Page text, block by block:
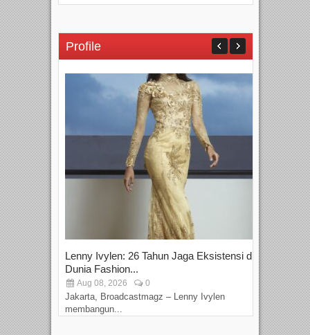
Profile
Lenny Ivylen: 26 Tahun Jaga Eksistensi di
Dunia Fashion...
Aug 08, 2026 0
Jakarta, Broadcastmagz – Lenny Ivylen
membangun...